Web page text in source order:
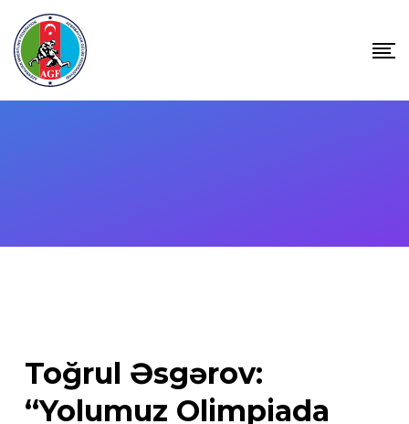
content
Toğrul Əsgərov:
“Yolumuz Olimpiada